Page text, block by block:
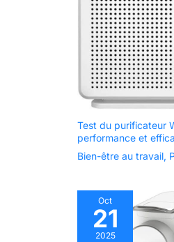
protection contre le
gaspillage, paramétrage
simplifié adapté aux
usages domestiques et
professionnels, alliant
confort et économies
d’énergie.
Test du purificateur
performance et
Bien-être au travail,
Oct
21
2025